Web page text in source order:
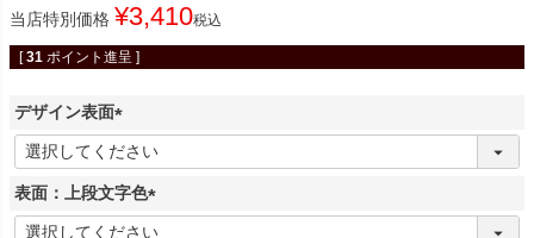
当店特別価格 ¥3,410税込
[ 31 ポイント進呈 ]
デザイン表面
(
必
須
)
表面：上段文字色